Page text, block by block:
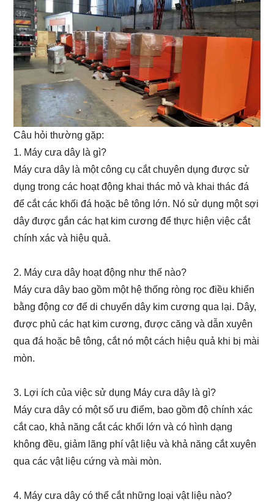
Câu hỏi thường gặp:
1. Máy cưa dây là gì?
Máy cưa dây là một công cụ cắt chuyên dụng được sử
dụng trong các hoạt động khai thác mỏ và khai thác đá
để cắt các khối đá hoặc bê tông lớn. Nó sử dụng một sợi
dây được gắn các hạt kim cương để thực hiện việc cắt
chính xác và hiệu quả.
2. Máy cưa dây hoạt động như thế nào?
Máy cưa dây bao gồm một hệ thống ròng rọc điều khiển
bằng động cơ để di chuyển dây kim cương qua lại. Dây,
được phủ các hạt kim cương, được căng và dẫn xuyên
qua đá hoặc bê tông, cắt nó một cách hiệu quả khi bị mài
mòn.
3. Lợi ích của việc sử dụng Máy cưa dây là gì?
Máy cưa dây có một số ưu điểm, bao gồm độ chính xác
cắt cao, khả năng cắt các khối lớn và có hình dạng
không đều, giảm lãng phí vật liệu và khả năng cắt xuyên
qua các vật liệu cứng và mài mòn.
4. Máy cưa dây có thể cắt những loại vật liệu nào?